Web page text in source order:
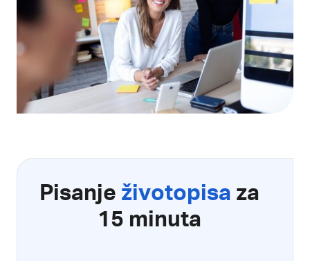
Pisanje životopisa za
15 minuta